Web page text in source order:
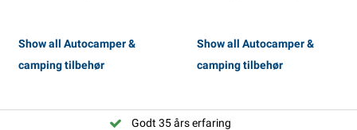
Show all Autocamper &
camping tilbehør
Show all Autocamper &
camping tilbehør
Godt 35 års erfaring